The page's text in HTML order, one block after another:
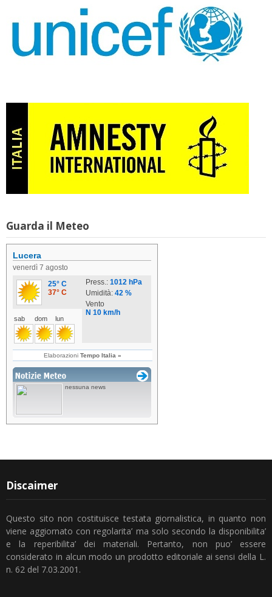
Guarda il Meteo
Discaimer
Questo sito non costituisce testata giornalistica, in quanto non
viene aggiornato con regolarita’ ma solo secondo la disponibilita’
e la reperibilita’ dei materiali. Pertanto, non puo’ essere
considerato in alcun modo un prodotto editoriale ai sensi della L.
n. 62 del 7.03.2001.